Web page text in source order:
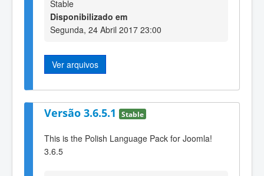
Stable
Disponibilizado em
Segunda, 24 Abril 2017 23:00
Ver arquivos
Versão 3.6.5.1 Stable
This is the Polish Language Pack for Joomla!
3.6.5